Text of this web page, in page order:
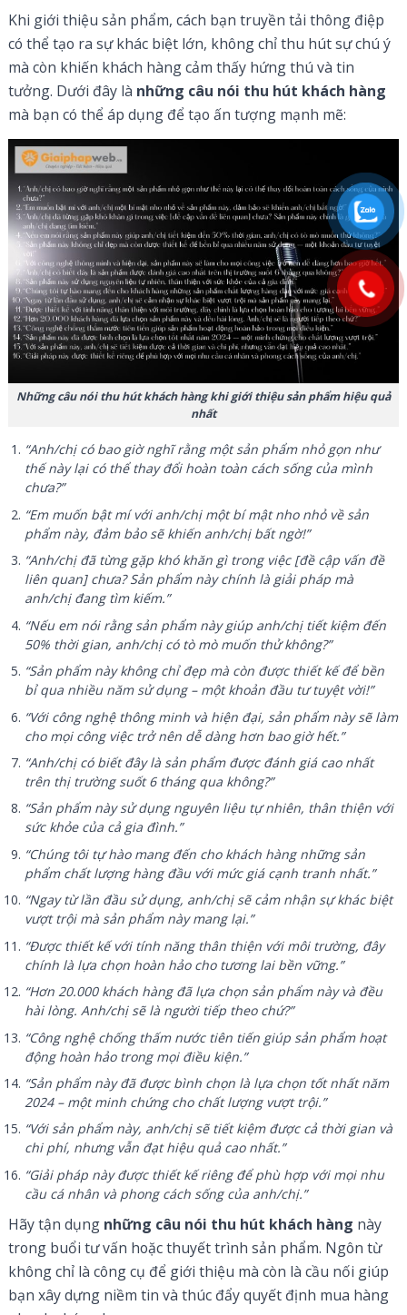
Khi giới thiệu sản phẩm, cách bạn truyền tải thông điệp
có thể tạo ra sự khác biệt lớn, không chỉ thu hút sự chú ý
mà còn khiến khách hàng cảm thấy hứng thú và tin
tưởng. Dưới đây là những câu nói thu hút khách hàng
mà bạn có thể áp dụng để tạo ấn tượng mạnh mẽ:
Những câu nói thu hút khách hàng khi giới thiệu sản phẩm hiệu quả
nhất
“Anh/chị có bao giờ nghĩ rằng một sản phẩm nhỏ gọn như
thế này lại có thể thay đổi hoàn toàn cách sống của mình
chưa?”
“Em muốn bật mí với anh/chị một bí mật nho nhỏ về sản
phẩm này, đảm bảo sẽ khiến anh/chị bất ngờ!”
“Anh/chị đã từng gặp khó khăn gì trong việc [đề cập vấn đề
liên quan] chưa? Sản phẩm này chính là giải pháp mà
anh/chị đang tìm kiếm.”
“Nếu em nói rằng sản phẩm này giúp anh/chị tiết kiệm đến
50% thời gian, anh/chị có tò mò muốn thử không?”
“Sản phẩm này không chỉ đẹp mà còn được thiết kế để bền
bỉ qua nhiều năm sử dụng – một khoản đầu tư tuyệt vời!”
“Với công nghệ thông minh và hiện đại, sản phẩm này sẽ làm
cho mọi công việc trở nên dễ dàng hơn bao giờ hết.”
“Anh/chị có biết đây là sản phẩm được đánh giá cao nhất
trên thị trường suốt 6 tháng qua không?”
“Sản phẩm này sử dụng nguyên liệu tự nhiên, thân thiện với
sức khỏe của cả gia đình.”
“Chúng tôi tự hào mang đến cho khách hàng những sản
phẩm chất lượng hàng đầu với mức giá cạnh tranh nhất.”
“Ngay từ lần đầu sử dụng, anh/chị sẽ cảm nhận sự khác biệt
vượt trội mà sản phẩm này mang lại.”
“Được thiết kế với tính năng thân thiện với môi trường, đây
chính là lựa chọn hoàn hảo cho tương lai bền vững.”
“Hơn 20.000 khách hàng đã lựa chọn sản phẩm này và đều
hài lòng. Anh/chị sẽ là người tiếp theo chứ?”
“Công nghệ chống thấm nước tiên tiến giúp sản phẩm hoạt
động hoàn hảo trong mọi điều kiện.”
“Sản phẩm này đã được bình chọn là lựa chọn tốt nhất năm
2024 – một minh chứng cho chất lượng vượt trội.”
“Với sản phẩm này, anh/chị sẽ tiết kiệm được cả thời gian và
chi phí, nhưng vẫn đạt hiệu quả cao nhất.”
“Giải pháp này được thiết kế riêng để phù hợp với mọi nhu
cầu cá nhân và phong cách sống của anh/chị.”
Hãy tận dụng những câu nói thu hút khách hàng này
trong buổi tư vấn hoặc thuyết trình sản phẩm. Ngôn từ
không chỉ là công cụ để giới thiệu mà còn là cầu nối giúp
bạn xây dựng niềm tin và thúc đẩy quyết định mua hàng